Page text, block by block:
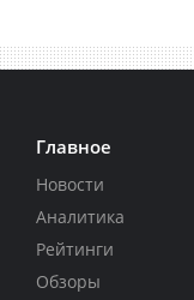
Главное
Новости
Аналитика
Рейтинги
Обзоры